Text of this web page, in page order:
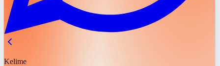
Kelime